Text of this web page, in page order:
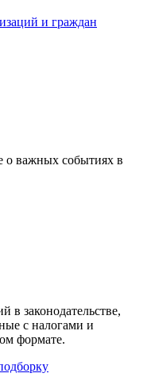
и граждан
о важных событиях в
в законодательстве,
с налогами и
формате.